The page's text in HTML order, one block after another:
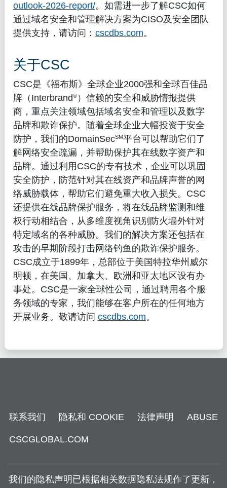
outlook-2026-report/。如需进一步了解CSC如何
通过域名安全和管理解决方案为CISO及安全团队
提供支持，请访问： cscdbs.com。
关于CSC
CSC是《福布斯》全球企业2000强和全球百佳品
牌（Interbrand®）信赖的安全和威胁情报提供
商，重点关注领域包括域名安全和管理以及数字
品牌和欺诈保护。随着全球企业大幅投资于安全
防护，我们的DomainSecSM平台可以帮助它们了
解网络安全疏漏，并帮助保护其在线数字资产和
品牌。通过利用CSC的专有技术，企业可以巩固
安全防护，防范针对其在线资产和品牌声誉的网
络威胁载体，帮助它们避免重大收入损失。CSC
还提供在线品牌保护服务，将在线品牌监测和维
权行动相结合，从多维度视角识别防火墙外针对
特定域名的各种威胁。我们的解决方案还包括在
攻击的早期阶段打击网络钓鱼的欺诈保护服务。
CSC成立于1899年，总部位于美国特拉华州威尔
明顿，在美国、加拿大、欧洲和亚太地区设有办
事处。CSC是一家全球性公司，通过聘用各个服
务领域的专家，我们能够在客户所在的任何地方
开展业务。敬请访问 cscdbs.com。
联系我们 隐私和 COOKIE 法律声明 ABUSE
CSCGLOBAL.COM
我们的隐私声明已根据相关数据隐私法规作了更新，